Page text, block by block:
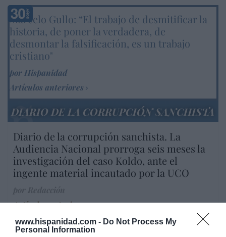
www.hispanidad.com - Do Not Process My
Personal Information
Marcelo Gullo: “El trabajo de desmitificar la
historia, de poner la verdadera, de
desmontar la falsificación, es un trabajo
cristiano"
por Hispanidad
Artículos anteriores
DIARIO DE LA CORRUPCIÓN SANCHISTA
Diario de la corrupción sanchista. La
Audiencia Nacional prorroga seis meses la
investigación del caso Koldo, ante el
ingente material incautado por la UCO
Artículos anteriores
Opinión